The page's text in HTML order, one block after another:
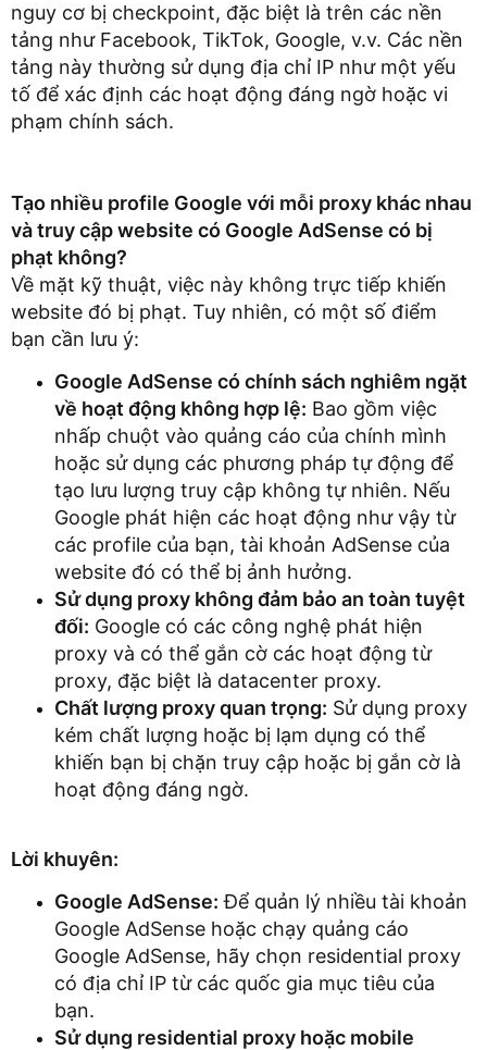
nguy cơ bị checkpoint, đặc biệt là trên các nền
tảng như Facebook, TikTok, Google, v.v. Các nền
tảng này thường sử dụng địa chỉ IP như một yếu
tố để xác định các hoạt động đáng ngờ hoặc vi
phạm chính sách.
Tạo nhiều profile Google với mỗi proxy khác nhau
và truy cập website có Google AdSense có bị
phạt không?
Về mặt kỹ thuật, việc này không trực tiếp khiến
website đó bị phạt. Tuy nhiên, có một số điểm
bạn cần lưu ý:
Google AdSense có chính sách nghiêm ngặt
về hoạt động không hợp lệ: Bao gồm việc
nhấp chuột vào quảng cáo của chính mình
hoặc sử dụng các phương pháp tự động để
tạo lưu lượng truy cập không tự nhiên. Nếu
Google phát hiện các hoạt động như vậy từ
các profile của bạn, tài khoản AdSense của
website đó có thể bị ảnh hưởng.
Sử dụng proxy không đảm bảo an toàn tuyệt
đối: Google có các công nghệ phát hiện
proxy và có thể gắn cờ các hoạt động từ
proxy, đặc biệt là datacenter proxy.
Chất lượng proxy quan trọng: Sử dụng proxy
kém chất lượng hoặc bị lạm dụng có thể
khiến bạn bị chặn truy cập hoặc bị gắn cờ là
hoạt động đáng ngờ.
Lời khuyên:
Google AdSense: Để quản lý nhiều tài khoản
Google AdSense hoặc chạy quảng cáo
Google AdSense, hãy chọn residential proxy
có địa chỉ IP từ các quốc gia mục tiêu của
bạn.
Sử dụng residential proxy hoặc mobile